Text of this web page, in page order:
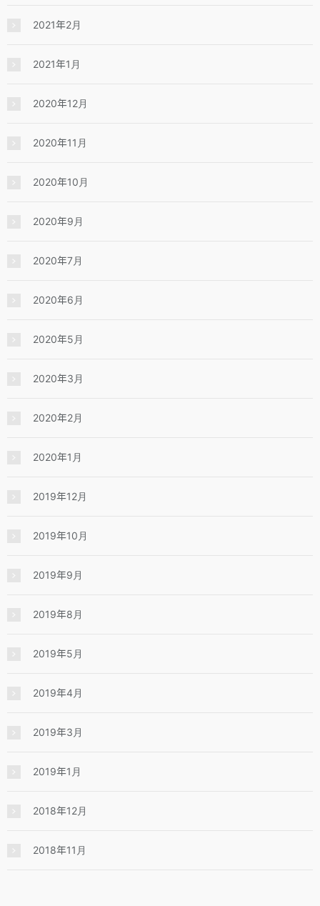
2021年2月
2021年1月
2020年12月
2020年11月
2020年10月
2020年9月
2020年7月
2020年6月
2020年5月
2020年3月
2020年2月
2020年1月
2019年12月
2019年10月
2019年9月
2019年8月
2019年5月
2019年4月
2019年3月
2019年1月
2018年12月
2018年11月